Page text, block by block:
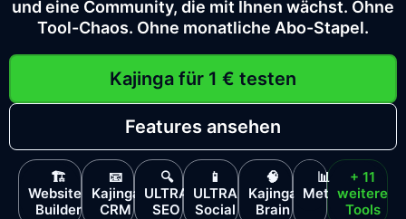
und eine Community, die mit Ihnen wächst. Ohne
Tool-Chaos. Ohne monatliche Abo-Stapel.
Kajinga für 1 € testen
Features ansehen
🏗
Website-
Builder
📧
Kajinga
CRM
🔍
ULTRA
SEO
📱
ULTRA
Social
🧠
Kajinga
Brain
📊
Metrix
+ 11
weitere
Tools